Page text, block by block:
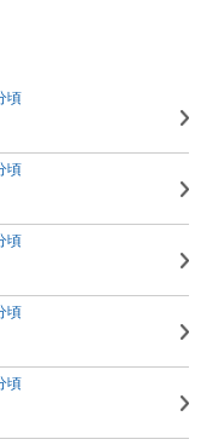
頃
頃
頃
頃
頃